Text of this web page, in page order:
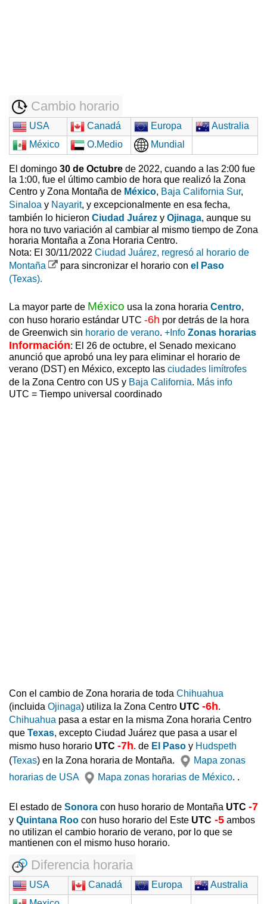
Cambio horario
USA Canadá Europa
Australia
México
O.Medio Mundial
El domingo 30 de Octubre de 2022, cuando a las 2:00 fue
la 1:00, fue el último cambio de hora que realizó la Zona
Centro y Zona Montaña de México, Baja California Sur,
Sinaloa y Nayarit, y excepcionalmente en esa fecha,
también lo hicieron Ciudad Juárez y Ojinaga, aunque su
hora no tuvo variación al cambiar al mismo tiempo de Zona
horaria Montaña a Zona Horaria Centro.
Nota: El 30/11/2022 Ciudad Juárez, regresó al horario de
Montaña
para sincronizar el horario con el Paso
(Texas).
La mayor parte de México usa la zona horaria Centro,
con huso horario estándar UTC -6h por detrás de la hora
de Greenwich sin horario de verano. +Info Zonas horarias
Información: El 26 de octubre, el Senado mexicano
anunció que aprobó una ley para eliminar el horario de
verano (DST) en México, excepto las ciudades limítrofes
de la Zona Centro con US y Baja California. Más info
UTC = Tiempo universal coordinado
Con el cambio de Zona horaria de toda Chihuahua
(incluida Ojinaga) utiliza la Zona Centro UTC -6h.
Chihuahua pasa a estar en la misma Zona horaria Centro
que Texas, excepto Ciudad Juárez que pasa a usar el
mismo huso horario UTC -7h. de El Paso y Hudspeth
(Texas) en la Zona horaria de Montaña.
Mapa zonas
horarias de USA
Mapa zonas horarias de México. .
El estado de Sonora con huso horario de Montaña UTC -7
y Quintana Roo con huso horario del Este UTC -5 ambos
no utilizan el cambio horario de verano, por lo que se
mantienen con el mismo huso horario.
Diferencia horaria
USA Canadá Europa
Australia